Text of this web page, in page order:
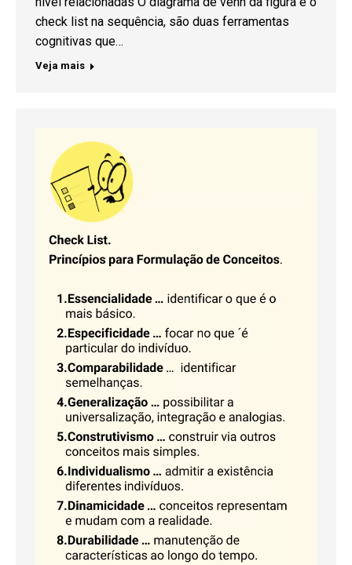
check list na sequência, são duas ferramentas
cognitivas que…
Veja mais